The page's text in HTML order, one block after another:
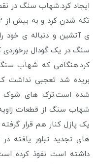
ایجاد کرد.شهاب سنگ در
ی آتشین و دنباله ی خود
سنگ در یک گودال
کرد.هنگامی که شهاب
بریده شد تعجبی نداشت
شده است.ترک های شوک
شهاب سنگ از قطعات زاویه
یک پازل کنار هم قرار
های تجدید تبلور یافته
داشته است نفوذ کرده